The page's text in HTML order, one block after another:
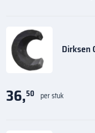
Dirksen
36,50 per stuk